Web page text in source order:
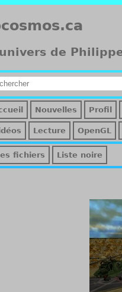
de
Nouvelles Profil
Lecture OpenGL
fichiers Liste noire